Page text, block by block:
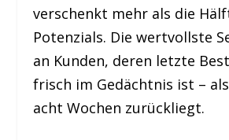
verschenkt mehr als die
Potenzials. Die wertvollste
an Kunden, deren letzte
frisch im Gedächtnis ist –
acht Wochen zurückliegt.